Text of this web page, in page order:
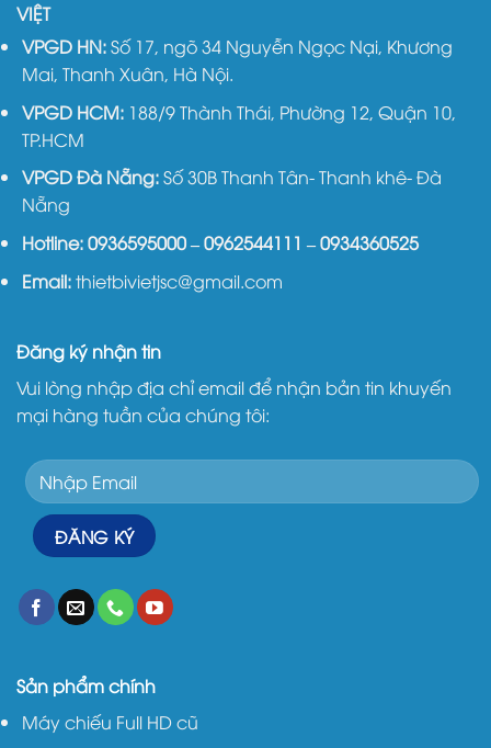
VIỆT
VPGD HN:Số 17, ngõ 34 Nguyễn Ngọc Nại, Khương
Mai, Thanh Xuân, Hà Nội.
VPGD HCM: 188/9 Thành Thái, Phường 12, Quận 10,
TP.HCM
VPGD Đà Nẵng:Số 30B Thanh Tân- Thanh khê- Đà
Nẵng
Hotline:0936595000–0962544111 –0934360525
Email:thietbivietjsc@gmail.com
Đăng ký nhận tin
Vui lòng nhập địa chỉ email để nhận bản tin khuyến
mại hàng tuần của chúng tôi:
Sản phẩm chính
Máy chiếu Full HD cũ